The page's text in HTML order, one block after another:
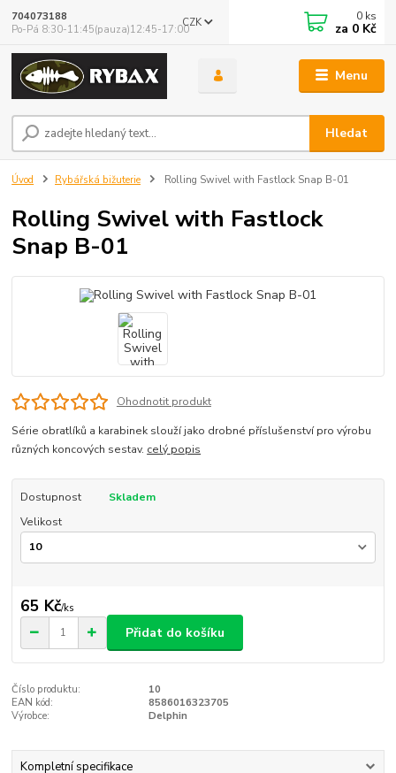
Menu
CZK
Hledat
704073188
Po-Pá 8:30-11:45(pauza)12:45-17:00
0 ks
za 0 Kč
Úvod Rybářská bižuterie Rolling Swivel with Fastlock Snap B-01
Rolling Swivel with Fastlock
Snap B-01
Ohodnotit produkt
Série obratlíků a karabinek slouží jako drobné příslušenství pro výrobu
různých koncových sestav. celý popis
Dostupnost
Skladem
Velikost
65 Kč/ks
Přidat do košíku
Číslo produktu:
10
EAN kód:
8586016323705
Výrobce:
Delphin
Kompletní specifikace